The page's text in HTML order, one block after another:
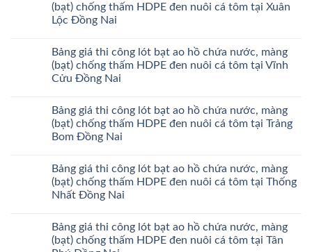
(bạt) chống thấm HDPE đen nuôi cá tôm tại Xuân
Lộc Đồng Nai
Bảng giá thi công lót bạt ao hồ chứa nước, màng
(bạt) chống thấm HDPE đen nuôi cá tôm tại Vĩnh
Cửu Đồng Nai
Bảng giá thi công lót bạt ao hồ chứa nước, màng
(bạt) chống thấm HDPE đen nuôi cá tôm tại Trảng
Bom Đồng Nai
Bảng giá thi công lót bạt ao hồ chứa nước, màng
(bạt) chống thấm HDPE đen nuôi cá tôm tại Thống
Nhất Đồng Nai
Bảng giá thi công lót bạt ao hồ chứa nước, màng
(bạt) chống thấm HDPE đen nuôi cá tôm tại Tân